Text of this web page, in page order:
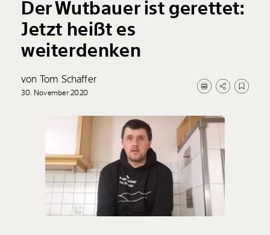
Der Wutbauer ist gerettet:
Jetzt heißt es
weiterdenken
von Tom Schaffer
30. November 2020